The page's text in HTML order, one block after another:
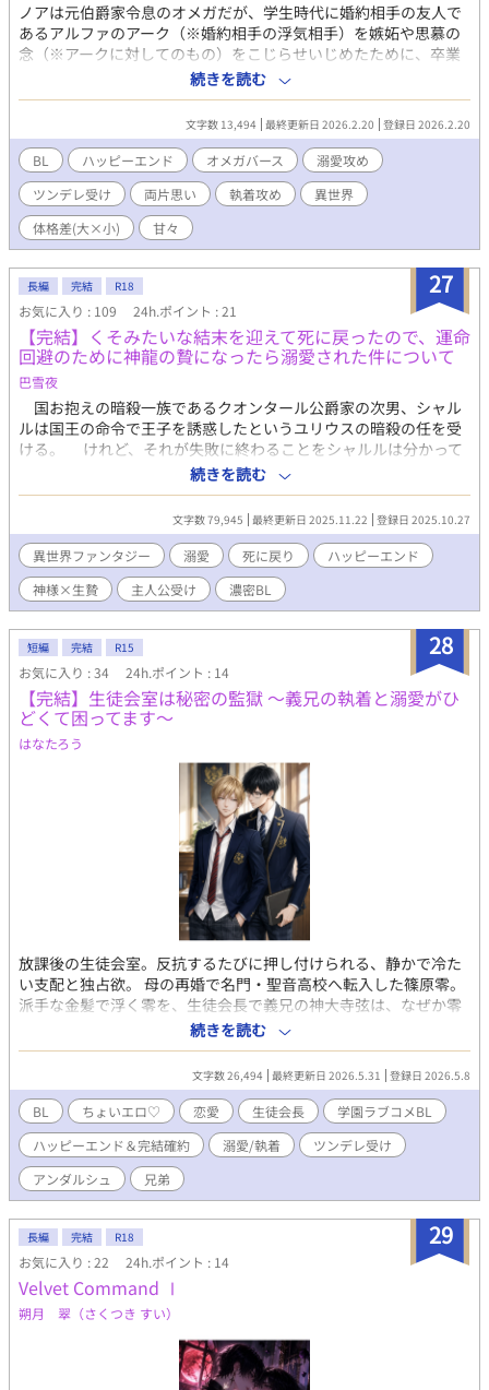
ノアは元伯爵家令息のオメガだが、学生時代に婚約相手の友人で
あるアルファのアーク（※婚約相手の浮気相手）を嫉妬や思慕の
念（※アークに対してのもの）をこじらせいじめたために、卒業
式で断罪され修道院へと送られた。その後深く反省し、日々修行
へ励むように。そんな平穏な日常は、アークの突然の訪問によっ
て破られる。ノアの気持ちに気づいているアークはノアが罪を懺
悔し、謝罪するたびにキスをする。やがて行為はエスカレートし
ていき、気づけば挿入直前になっていた。 欲求不満の若い身体
が、思い人とのセックスを前に止まれるはずもなく……。ぐずぐ
ずにとろけて誘惑するノアに、アークの本音が決壊する。 五年越
しに実る両片思い！ 卑劣で卑怯な愛情表現の果てに、若い二人
は「責任」を取る！ ※男性妊娠・出産を想起させる表現がありま
ます
続きを読む
文字数 13,494 最終更新日 2026.2.20 登録日 2026.2.20
BL ハッピーエンド オメガバース
溺愛攻め
ツンデレ受け
両片思い 執着攻め
異世界
体格差(大×小)
甘々
27
長編 完結 R18
お気に入り : 109 24h.ポイント : 21
【完結】くそみたいな結末を迎えて死に戻ったので、運命
回避のために神龍の贄になったら溺愛された件について
巴雪夜
国お抱えの暗殺一族であるクオンタール公爵家の次男、シャル
ルは国王の命令で王子を誘惑したというユリウスの暗殺の任を受
ける。 けれど、それが失敗に終わることをシャルルは分かって
いた。王子から守られているユリウスを暗殺することなど、自分
にできるわけがないと。結果、予想通りに暗殺は失敗し、掟によ
って秘密と共に自害したシャルル最後に願った。こんなくそみた
いな結末を見て楽しんでいるだろう神たちに「見物料を払え」
と。 気が付くとシャルルは暗殺の任を受ける前日の夜まで時間
が戻っていた。女神からのたった一言、「見物料は払ったわよ」
という言葉に自分が死に戻ったのだと気づく。死に戻ったはいい
ものの、このままではあのくそみたいな結末を迎えることになる
とシャルルが回避方法を思案していれば、妹の想い人が神である
豊穣龍の贄に選ばれたと知る。 豊穣龍の贄は高貴な純血。つま
り貴族だ。自分が贄になれば少なくともあのくそみたいな結末を
回避できるのではないか。シャルルは半ばやけくそで豊穣龍の贄
になることにした。 これはやけくそで豊穣龍の贄になったら何
故かどうにかなってしまったシャルルの運命回避録。 冗談通じ
ない系冷静美形神龍×飄々としている系美男子元公爵令息のシリ
アスをぶち壊すドタバタBL。
続きを読む
文字数 79,945 最終更新日 2025.11.22 登録日 2025.10.27
異世界ファンタジー 溺愛 死に戻り
ハッピーエンド
神様×生贄
主人公受け 濃密BL
28
短編 完結 R15
お気に入り : 34 24h.ポイント : 14
【完結】生徒会室は秘密の監獄 ～義兄の執着と溺愛がひ
どくて困ってます～
はなたろう
放課後の生徒会室。反抗するたびに押し付けられる、静かで冷た
い支配と独占欲。 母の再婚で名門・聖音高校へ転入した篠原零。
派手な金髪で浮く零を、生徒会長で義兄の神大寺弦は、なぜか零
に執着しその身体を悪戯に求める。 さらに、神大寺家には、もう
一人の兄がいた。 穏やかな笑みで他人を壊すことを愉しむ長男・
律。 弦が執着する零へ、律までもが異常な興味を示し始め――。
「零くん、ぼくとも遊ぼうよ」 神大寺兄弟に絡め取られ、零は少
しずつ逃げ場を失っていく。 逃げたいのに、 弦の腕の中だけが苦
しいほど安心できた。 執着系生徒会長義兄×ツンデレ義弟。 閉ざ
された生徒会室から始まる、甘く歪な学園共依存BL。
続きを読む
文字数 26,494 最終更新日 2026.5.31 登録日 2026.5.8
BL ちょいエロ♡ 恋愛 生徒会長
学園ラブコメBL
ハッピーエンド＆完結確約
溺愛/執着
ツンデレ受け
アンダルシュ
兄弟
29
長編 完結 R18
お気に入り : 22 24h.ポイント : 14
Velvet Command Ⅰ
朔月 翠（さくつき すい）